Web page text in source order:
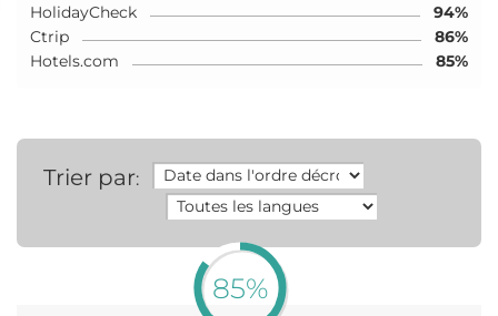
HolidayCheck
94%
Ctrip
86%
Hotels.com
85%
Trier par:
85%